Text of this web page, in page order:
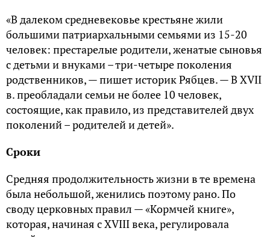
«В далеком средневековье крестьяне жили
большими патриархальными семьями из 15-20
человек: престарелые родители, женатые сыновья
с детьми и внуками – три-четыре поколения
родственников, — пишет историк Рябцев. — В XVII
в. преобладали семьи не более 10 человек,
состоящие, как правило, из представителей двух
поколений – родителей и детей».
Сроки
Средняя продолжительность жизни в те времена
была небольшой, женились поэтому рано. По
своду церковных правил — «Кормчей книге»,
которая, начиная с XVIII века, регулировала